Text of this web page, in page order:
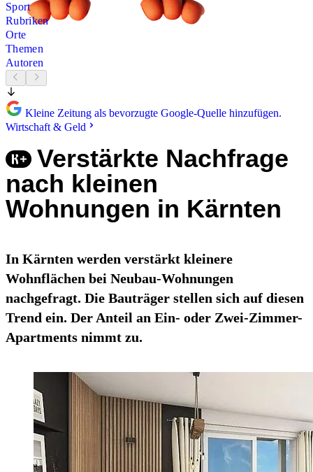
Sport
Rubriken
Orte
Themen
Autoren
Kleine Zeitung als bevorzugte Google-Quelle hinzufügen.
Wirtschaft & Geld
Verstärkte Nachfrage
nach kleinen
Wohnungen in Kärnten
In Kärnten werden verstärkt kleinere
Wohnflächen bei Neubau-Wohnungen
nachgefragt. Die Bauträger stellen sich auf diesen
Trend ein. Der Anteil an Ein- oder Zwei-Zimmer-
Apartments nimmt zu.